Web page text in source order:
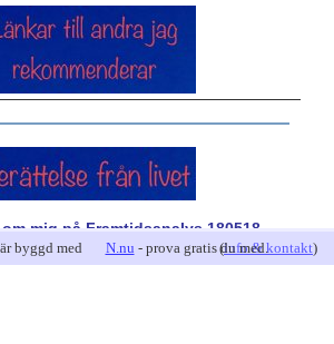
mig på Framtidsanalys 180518
och är momsregistrerad
byggd med N.nu - prova gratis du med.
(info & kontakt)